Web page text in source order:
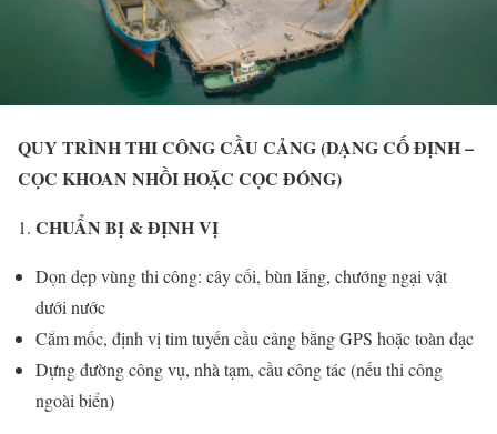
QUY TRÌNH THI CÔNG CẦU CẢNG (DẠNG CỐ ĐỊNH –
CỌC KHOAN NHỒI HOẶC CỌC ĐÓNG)
CHUẨN BỊ & ĐỊNH VỊ
Dọn dẹp vùng thi công: cây cối, bùn lắng, chướng ngại vật
dưới nước
Cắm mốc, định vị tim tuyến cầu cảng bằng GPS hoặc toàn đạc
Dựng đường công vụ, nhà tạm, cầu công tác (nếu thi công
ngoài biển)